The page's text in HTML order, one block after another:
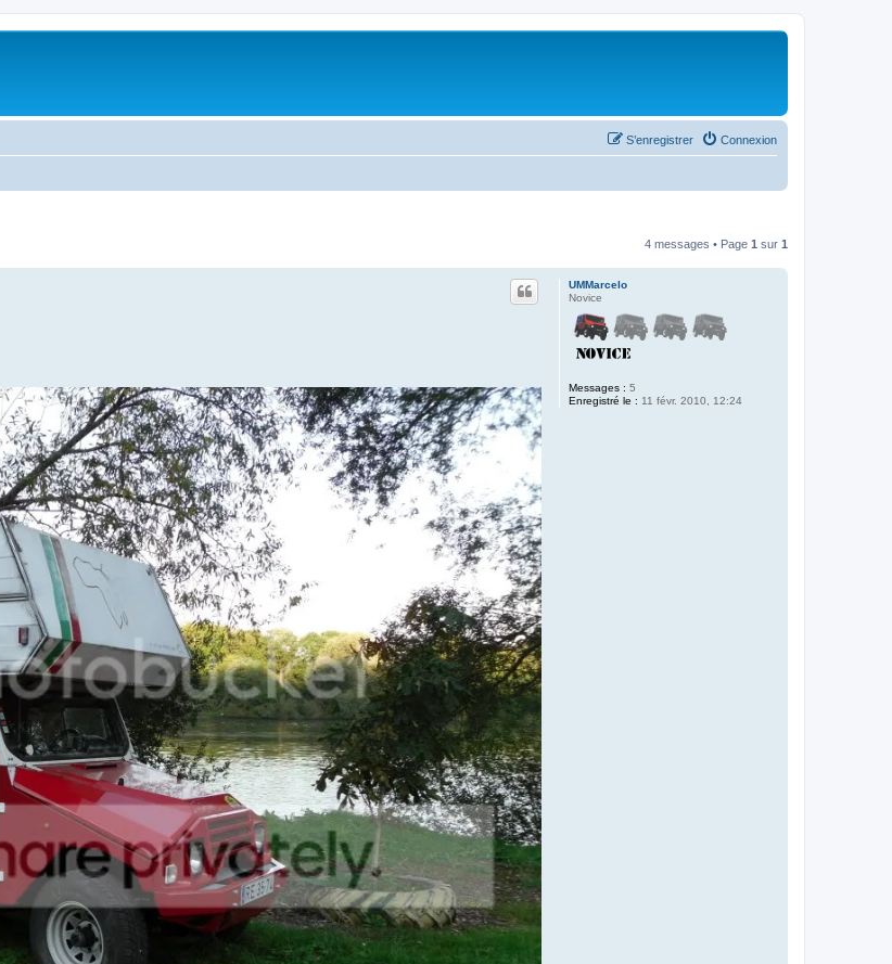
Connexion
S’enregistrer
4 messages • Page 1 sur 1
UMMarcelo
Novice
Messages : 5
Enregistré le : 11 févr. 2010, 12:24